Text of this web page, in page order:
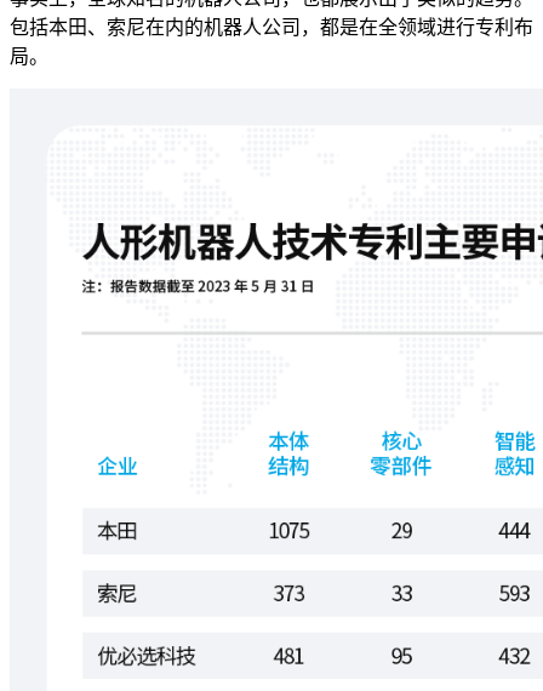
包括本田、索尼在内的机器人公司，都是在全领域进行专利布
局。